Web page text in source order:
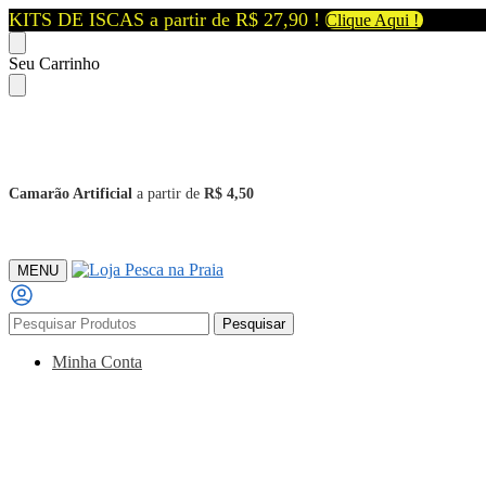
KITS DE ISCAS a partir de R$ 27,90 ! Clique Aqui !
Seu Carrinho
Camarão Artificial a partir de R$ 4,50
MENU
Pesquisar
Minha Conta